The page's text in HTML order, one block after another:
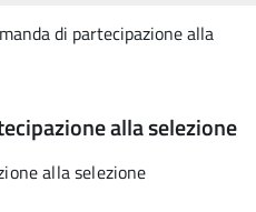
di partecipazione alla
alla selezione
alla selezione